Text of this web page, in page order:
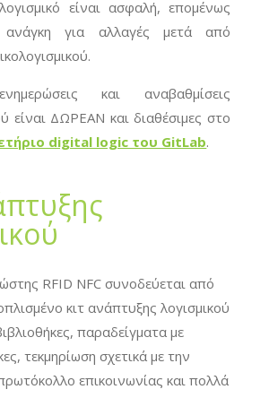
είναι ασφαλή, επομένως
για αλλαγές μετά από
και αναβαθμίσεις
είναι ΔΩΡΕΑΝ και διαθέσιμες στο
digital logic του GitLab.
RFID NFC συνοδεύεται από
κιτ ανάπτυξης λογισμικού
παραδείγματα με
τεκμηρίωση σχετικά με την
επικοινωνίας και πολλά